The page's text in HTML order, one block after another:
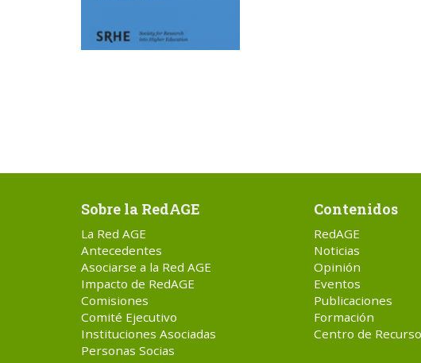
Sobre la RedAGE
La Red AGE
Antecedentes
Asociarse a la Red AGE
Impacto de RedAGE
Comisiones
Comité Ejecutivo
Instituciones Asociadas
Personas Socias
Contenidos
RedAGE
Noticias
Opinión
Eventos
Publicaciones
Formación
Centro de